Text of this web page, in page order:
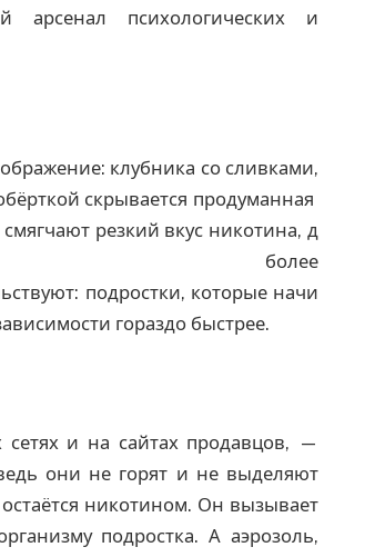
арсенал психологических и
клубника со сливками,
скрывается продуманная
резкий вкус никотина, д
более
подростки, которые начи
гораздо быстрее.
и на сайтах продавцов, —
они не горят и не выделяют
никотином. Он вызывает
подростка. А аэрозоль,